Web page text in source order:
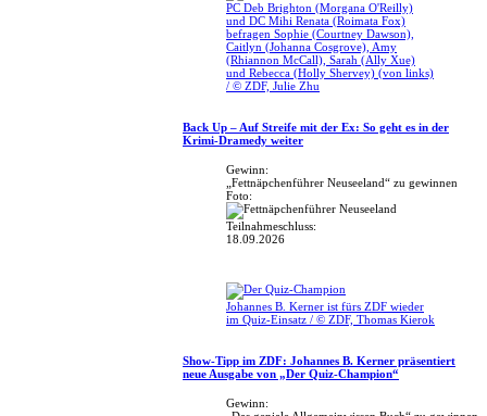
PC Deb Brighton (Morgana O'Reilly)
und DC Mihi Renata (Roimata Fox)
befragen Sophie (Courtney Dawson),
Caitlyn (Johanna Cosgrove), Amy
(Rhiannon McCall), Sarah (Ally Xue)
und Rebecca (Holly Shervey) (von links)
/ © ZDF, Julie Zhu
Back Up – Auf Streife mit der Ex: So geht es in der
Krimi-Dramedy weiter
Gewinn:
„Fettnäpchenführer Neuseeland“ zu gewinnen
Foto:
Teilnahmeschluss:
18.09.2026
Johannes B. Kerner ist fürs ZDF wieder
im Quiz-Einsatz / © ZDF, Thomas Kierok
Show-Tipp im ZDF: Johannes B. Kerner präsentiert
neue Ausgabe von „Der Quiz-Champion“
Gewinn: